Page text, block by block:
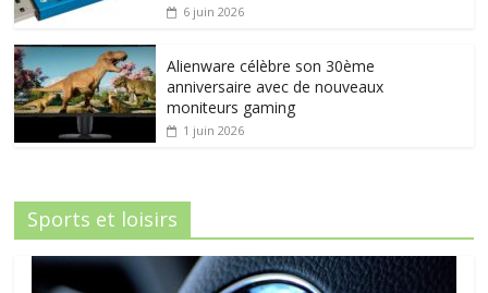
6 juin 2026
Alienware célèbre son 30ème
anniversaire avec de nouveaux
moniteurs gaming
1 juin 2026
Sports et loisirs